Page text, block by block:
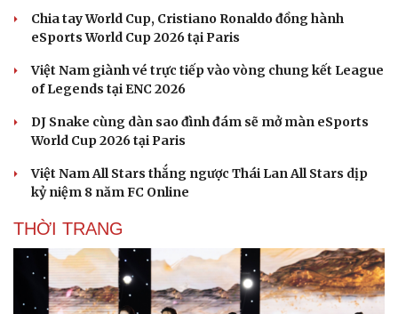
Chia tay World Cup, Cristiano Ronaldo đồng hành
eSports World Cup 2026 tại Paris
Việt Nam giành vé trực tiếp vào vòng chung kết League
of Legends tại ENC 2026
DJ Snake cùng dàn sao đình đám sẽ mở màn eSports
World Cup 2026 tại Paris
Việt Nam All Stars thắng ngược Thái Lan All Stars dịp
kỷ niệm 8 năm FC Online
THỜI TRANG